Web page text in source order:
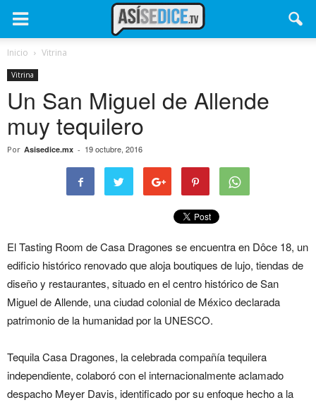
Inicio Vitrina
Vitrina
Un San Miguel de Allende
muy tequilero
Por Asisedice.mx - 19 octubre, 2016
El Tasting Room de Casa Dragones se encuentra en Dôce 18, un
edificio histórico renovado que aloja boutiques de lujo, tiendas de
diseño y restaurantes, situado en el centro histórico de San
Miguel de Allende, una ciudad colonial de México declarada
patrimonio de la humanidad por la UNESCO.
Tequila Casa Dragones, la celebrada compañía tequilera
independiente, colaboró con el internacionalmente aclamado
despacho Meyer Davis, identificado por su enfoque hecho a la